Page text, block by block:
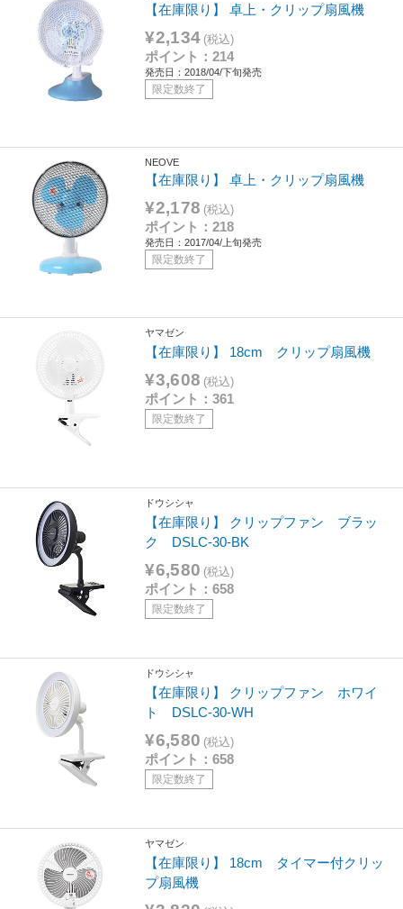
【在庫限り】 卓上・クリップ扇風機
¥2,134 (税込)
ポイント：214
発売日：2018/04/下旬発売
限定数終了
NEOVE
【在庫限り】 卓上・クリップ扇風機
¥2,178 (税込)
ポイント：218
発売日：2017/04/上旬発売
限定数終了
ヤマゼン
【在庫限り】 18cm クリップ扇風機
¥3,608 (税込)
ポイント：361
限定数終了
ドウシシャ
【在庫限り】 クリップファン ブラッ
ク DSLC-30-BK
¥6,580 (税込)
ポイント：658
限定数終了
ドウシシャ
【在庫限り】 クリップファン ホワイ
ト DSLC-30-WH
¥6,580 (税込)
ポイント：658
限定数終了
ヤマゼン
【在庫限り】 18cm タイマー付クリッ
プ扇風機